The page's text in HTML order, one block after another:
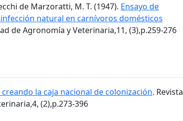
de Marzoratti, M. T. (1947). Ensayo de
natural en carnívoros domésticos
de Agronomía y Veterinaria,11, (3),p.259-276
la caja nacional de colonización. Revista
(2),p.273-396